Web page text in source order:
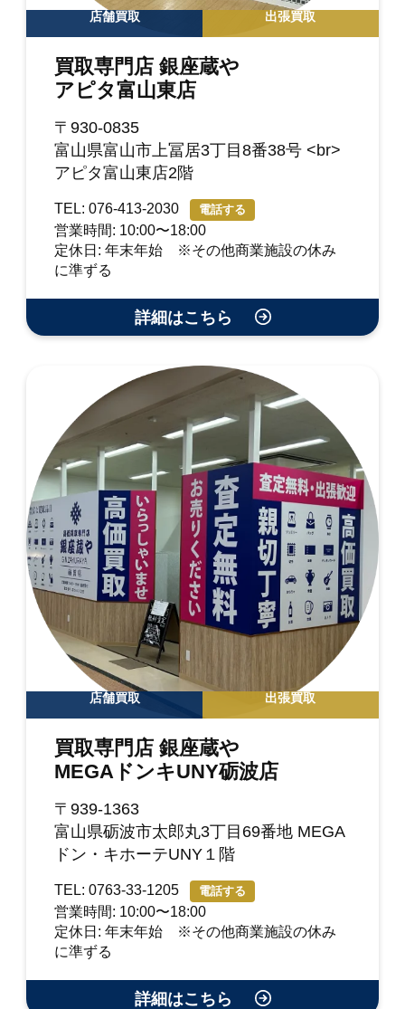
店舗買取 出張買取
買取専門店 銀座蔵や
アピタ富山東店
〒930-0835
富山県富山市上冨居3丁目8番38号 <br>
アピタ富山東店2階
TEL: 076-413-2030 電話する
営業時間: 10:00〜18:00
定休日: 年末年始 ※その他商業施設の休み
に準ずる
詳細はこちら
店舗買取 出張買取
買取専門店 銀座蔵や
MEGAドンキUNY砺波店
〒939-1363
富山県砺波市太郎丸3丁目69番地 MEGA
ドン・キホーテUNY１階
TEL: 0763-33-1205 電話する
営業時間: 10:00〜18:00
定休日: 年末年始 ※その他商業施設の休み
に準ずる
詳細はこちら